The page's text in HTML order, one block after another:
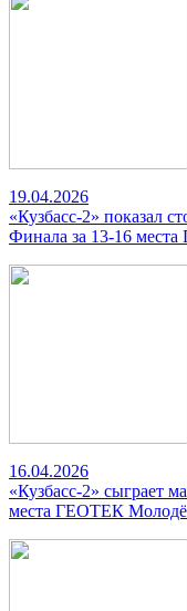
19.04.2026
«Кузбасс-2» показал
Финала за 13-16
16.04.2026
«Кузбасс-2» сыграет
места ГЕОТЕК